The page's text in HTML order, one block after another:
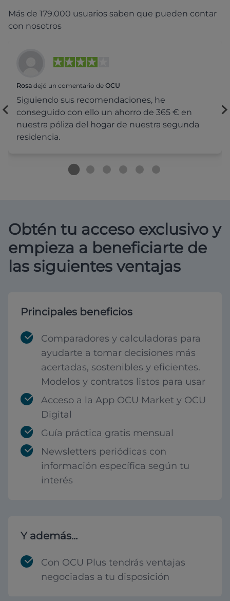
Más de 179.000 usuarios saben que pueden contar
con nosotros
Rosa dejó un comentario de OCU
Siguiendo sus recomendaciones, he
conseguido con ello un ahorro de 365 € en
nuestra póliza del hogar de nuestra segunda
residencia.
Obtén tu acceso exclusivo y
empieza a beneficiarte de
las siguientes ventajas
Principales beneficios
Comparadores y calculadoras para
ayudarte a tomar decisiones más
acertadas, sostenibles y eficientes.
Modelos y contratos listos para usar
Acceso a la App OCU Market y OCU
Digital
Guía práctica gratis mensual
Newsletters periódicas con
información específica según tu
interés
Y además...
Con OCU Plus tendrás ventajas
negociadas a tu disposición